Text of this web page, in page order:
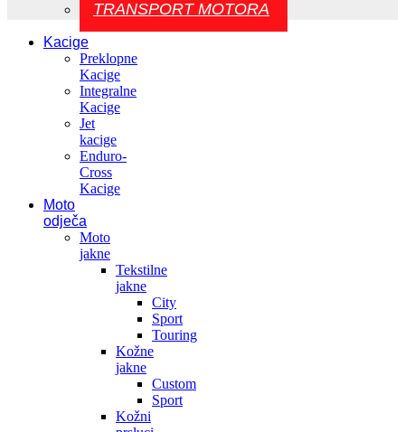
TRANSPORT MOTORA
Kacige
Preklopne
Kacige
Integralne
Kacige
Jet
kacige
Enduro-
Cross
Kacige
Moto
odječa
Moto
jakne
Tekstilne
jakne
City
Sport
Touring
Kožne
jakne
Custom
Sport
Kožni